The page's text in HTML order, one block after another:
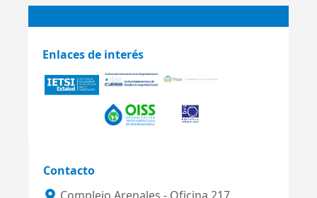
Enlaces de interés
Contacto